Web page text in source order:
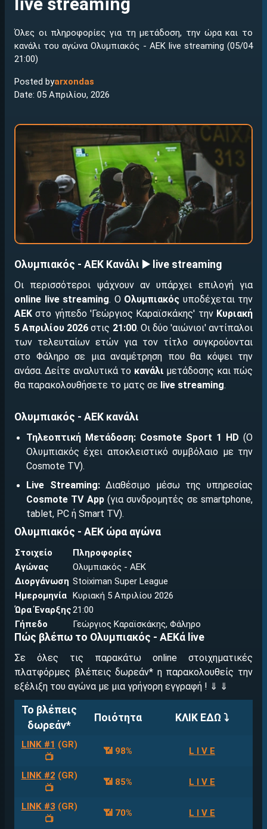
Όλες οι πληροφορίες για τη μετάδοση, την ώρα και το
κανάλι του αγώνα Ολυμπιακός - ΑΕΚ live streaming (05/04
21:00)
Posted byarxondas
Date: 05 Απριλίου, 2026
Ολυμπιακός - ΑΕΚ Κανάλι ▶️ live streaming
Οι περισσότεροι ψάχνουν αν υπάρχει επιλογή για
online live streaming. Ο Ολυμπιακός υποδέχεται την
ΑΕΚ στο γήπεδο 'Γεώργιος Καραϊσκάκης' την Κυριακή
5 Απριλίου 2026 στις 21:00. Οι δύο 'αιώνιοι' αντίπαλοι
των τελευταίων ετών για τον τίτλο συγκρούονται
στο Φάληρο σε μια αναμέτρηση που θα κόψει την
ανάσα. Δείτε αναλυτικά το κανάλι μετάδοσης και πώς
θα παρακολουθήσετε το ματς σε live streaming.
Ολυμπιακός - ΑΕΚ κανάλι
Τηλεοπτική Μετάδοση: Cosmote Sport 1 HD (Ο
Ολυμπιακός έχει αποκλειστικό συμβόλαιο με την
Cosmote TV).
Live Streaming:Διαθέσιμο μέσω της υπηρεσίας
Cosmote TV App(για συνδρομητές σε smartphone,
tablet, PC ή Smart TV).
Ολυμπιακός - ΑΕΚ ώρα αγώνα
Στοιχείο
Πληροφορίες
Αγώνας
Ολυμπιακός - ΑΕΚ
Διοργάνωση Stoiximan Super League
Ημερομηνία Κυριακή 5 Απριλίου 2026
Ώρα Έναρξης21:00
Γήπεδο
Γεώργιος Καραϊσκάκης, Φάληρο
Πώς βλέπω το Ολυμπιακός - ΑΕΚά live
Σε όλες τις παρακάτω online στοιχηματικές
πλατφόρμες βλέπεις δωρεάν* η παρακολουθείς την
εξέλιξη του αγώνα με μια γρήγορη εγγραφή ! ⇓ ⇓
Το βλέπεις
δωρεάν*
Ποιότητα ΚΛΙΚ ΕΔΩ ⤵
LINK #1 (GR)
📺
📶 98% L I V E
LINK #2 (GR)
📺
📶 85% L I V E
LINK #3 (GR)
📺
📶 70% L I V E